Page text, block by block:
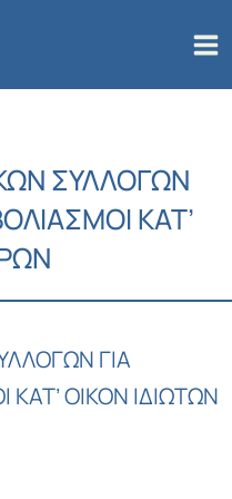
ΣΥΛΛΟΓΩΝ
ΚΑΤ’
ΓΙΑ
ΚΑΤ’ ΟΙΚΟΝ ΙΔΙΩΤΩΝ